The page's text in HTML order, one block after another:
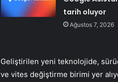
tarih oluyor
Ağustos 7, 2026
Geliştirilen yeni teknolojide,
ve vites değiştirme birimi yer